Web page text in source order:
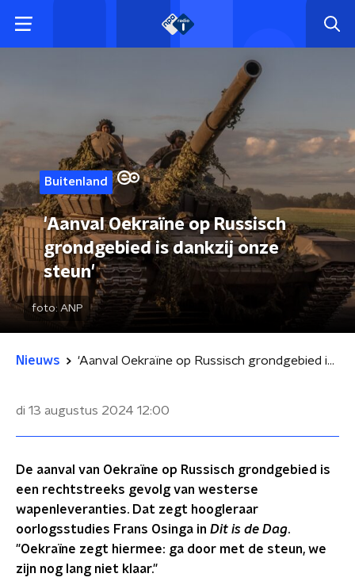
Buitenland
'Aanval Oekraïne op Russisch
grondgebied is dankzij onze
steun'
foto:ANP
Nieuws 'Aanval Oekraïne op Russisch grondgebied is dankzij onze steun'
di 13 augustus 2024 12:00
De aanval van Oekraïne op Russisch grondgebied is
een rechtstreeks gevolg van westerse
wapenleveranties. Dat zegt hoogleraar
oorlogsstudies Frans Osinga in Dit is de Dag.
"Oekraïne zegt hiermee: ga door met de steun, we
zijn nog lang niet klaar."